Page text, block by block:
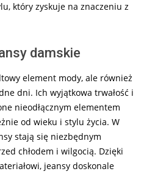
który zyskuje na znaczeniu z
damskie
element mody, ale również
dni. Ich wyjątkowa trwałość i
nieodłącznym elementem
od wieku i stylu życia. W
stają się niezbędnym
chłodem i wilgocią. Dzięki
jeansy doskonale